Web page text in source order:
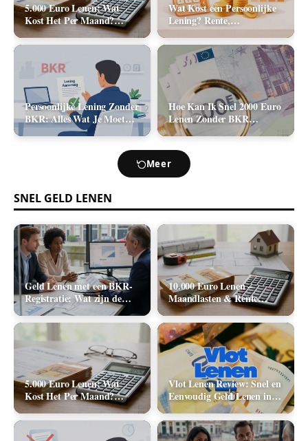
5.000 Euro Lenen: Wat
Kost Het Per Maand?
(Rente & Maandlasten
2026)
Wat Kost een Persoonlijke
Lening? Rente,
Rekenvoorbeelden en Totale
Kosten (2026)
Persoonlijke Lening Zonder
BKR: Alles Wat Je Moet
Hoe Kan Ik Snel 2000 Euro
Lenen Zonder BKR
Toetsing? (De Realistische
Meer
SNEL GELD LENEN
Geld Lenen met een BKR-
Registratie: Wat zijn de
Realistische Mogelijkheden
in Nederland?
10.000 Euro Lenen –
Maandlasten & Rente
Berekenen (2026)
5.000 Euro Lenen: Wat
Kost Het Per Maand?
(Rente & Maandlasten
2026)
Vlot Lenen Review: Snel en
Eenvoudig Geld Lenen in
2026